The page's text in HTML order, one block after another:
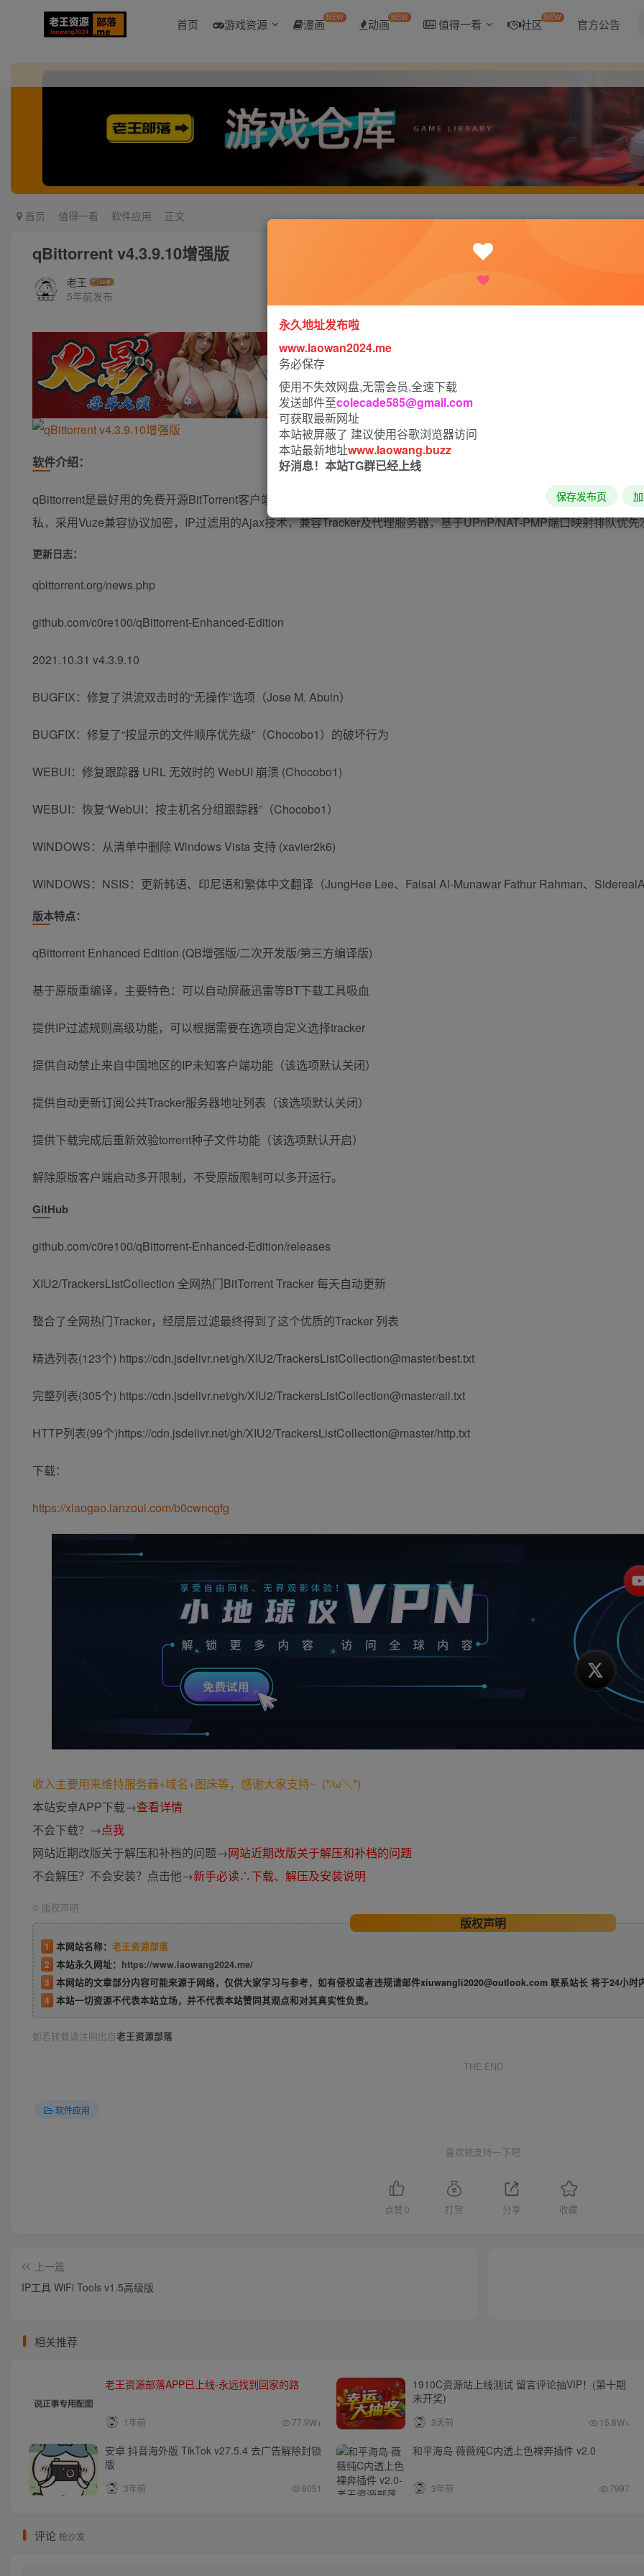
首页 游戏资源 漫画NEW 动画 NEW 值得一看 社区NEW 官方公告
首页 值得一看 软件应用 正文
qBittorrent v4.3.9.10增强版
老王
5年前发布
软件介绍：
qBittorrent是最好用的免费开源BitTorrent客户端，磁力链接BT种子下载工具，无视文件，支持资源搜索引擎插件、订阅
私，采用Vuze兼容协议加密，IP过滤用的Ajax技术，兼容Tracker及代理服务器，基于UPnP/NAT-PMP端口映射排队优先
更新日志：
qbittorrent.org/news.php
github.com/c0re100/qBittorrent-Enhanced-Edition
2021.10.31 v4.3.9.10
BUGFIX：修复了洪流双击时的“无操作”选项（Jose M. Abuin）
BUGFIX：修复了“按显示的文件顺序优先级”（Chocobo1）的破坏行为
WEBUI：修复跟踪器 URL 无效时的 WebUI 崩溃 (Chocobo1)
WEBUI：恢复“WebUI：按主机名分组跟踪器”（Chocobo1）
WINDOWS：从清单中删除 Windows Vista 支持 (xavier2k6)
WINDOWS：NSIS：更新韩语、印尼语和繁体中文翻译（JungHee Lee、Faisal Al-Munawar Fathur Rahman、
版本特点：
qBittorrent Enhanced Edition (QB增强版/二次开发版/第三方编译版)
基于原版重编译，主要特色：可以自动屏蔽迅雷等BT下载工具吸血
提供IP过滤规则高级功能，可以根据需要在选项自定义选择tracker
提供自动禁止来自中国地区的IP未知客户端功能（该选项默认关闭）
提供自动更新订阅公共Tracker服务器地址列表（该选项默认关闭）
提供下载完成后重新效验torrent种子文件功能（该选项默认开启）
解除原版客户端启动多开限制，不受原版限制可以多开运行。
GitHub
github.com/c0re100/qBittorrent-Enhanced-Edition/releases
XIU2/TrackersListCollection 全网热门BitTorrent Tracker 每天自动更新
整合了全网热门Tracker，经层层过滤最终得到了这个优质的Tracker 列表
精选列表(123个) https://cdn.jsdelivr.net/gh/XIU2/TrackersListCollection@master/best.txt
完整列表(305个) https://cdn.jsdelivr.net/gh/XIU2/TrackersListCollection@master/all.txt
HTTP列表(99个)https://cdn.jsdelivr.net/gh/XIU2/TrackersListCollection@master/http.txt
下载：
https://xiaogao.lanzoui.com/b0cwncgfg
收入主要用来维持服务器+域名+图床等，感谢大家支持~ (*/ω＼*)
本站安卓APP下载→查看详情
不会下载？→点我
网站近期改版关于解压和补档的问题→网站近期改版关于解压和补档的问题
不会解压？不会安装？点击他→新手必读∴下载、解压及安装说明
© 版权声明
版权声明
1 本网站名称： 老王资源部落
2 本站永久网址： https://www.laowang2024.me/
3 本网站的文章部分内容可能来源于网络，仅供大家学习与参考，如有侵权或者违规请邮件xiuwangli2020@outlook.com 联系站长 将于24小时
4 本站一切资源不代表本站立场，并不代表本站赞同其观点和对其真实性负责。
如若转载请注明出自老王资源部落
THE END
软件应用
喜欢就支持一下吧
点赞 0 打赏 分享 收藏
上一篇
IP工具 WiFi Tools v1.5高级版
相关推荐
老王资源部落APP已上线-永远找到回家的路
1年前 77.9W+
1910C资源站上线测试 留言评论抽VIP！(第十期
未开奖)
3天前 15.8W+
安卓 抖音海外版 TikTok v27.5.4 去广告解除封锁
版
3年前 8051
和平海岛·薇薇纯C内透上色裸奔插件 v2.0
3年前 7997
评论 抢沙发
永久地址发布啦
www.laowan2024.me
务必保存
使用不失效网盘,无需会员,全速下载
发送邮件至colecade585@gmail.com
可获取最新网址
本站被屏蔽了 建议使用谷歌浏览器访问
本站最新地址www.laowang.buzz
好消息！本站TG群已经上线
保存发布页